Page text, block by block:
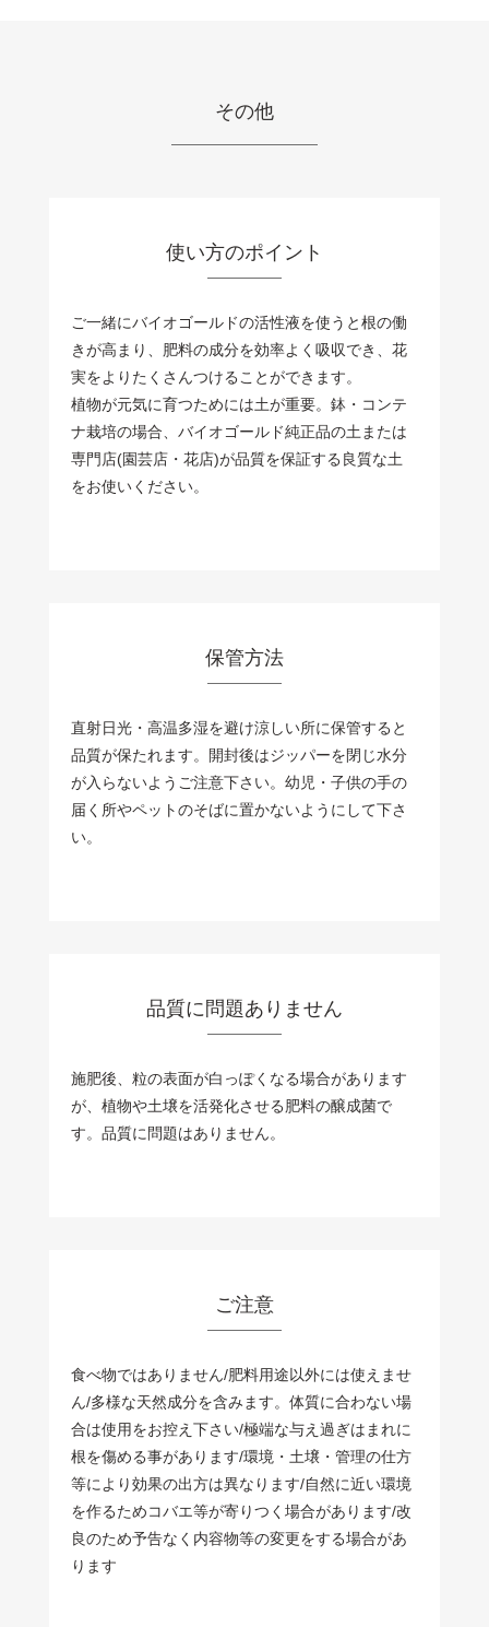
その他
使い方のポイント
ご一緒にバイオゴールドの活性液を使うと根の働
きが高まり、肥料の成分を効率よく吸収でき、花
実をよりたくさんつけることができます。
植物が元気に育つためには土が重要。鉢・コンテ
ナ栽培の場合、バイオゴールド純正品の土または
専門店(園芸店・花店)が品質を保証する良質な土
をお使いください。
保管方法
直射日光・高温多湿を避け涼しい所に保管すると
品質が保たれます。開封後はジッパーを閉じ水分
が入らないようご注意下さい。幼児・子供の手の
届く所やペットのそばに置かないようにして下さ
い。
品質に問題ありません
施肥後、粒の表面が白っぽくなる場合があります
が、植物や土壌を活発化させる肥料の醸成菌で
す。品質に問題はありません。
ご注意
食べ物ではありません/肥料用途以外には使えませ
ん/多様な天然成分を含みます。体質に合わない場
合は使用をお控え下さい/極端な与え過ぎはまれに
根を傷める事があります/環境・土壌・管理の仕方
等により効果の出方は異なります/自然に近い環境
を作るためコバエ等が寄りつく場合があります/改
良のため予告なく内容物等の変更をする場合があ
ります